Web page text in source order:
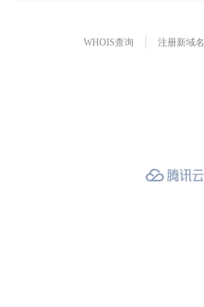
WHOIS查询 注册新域名